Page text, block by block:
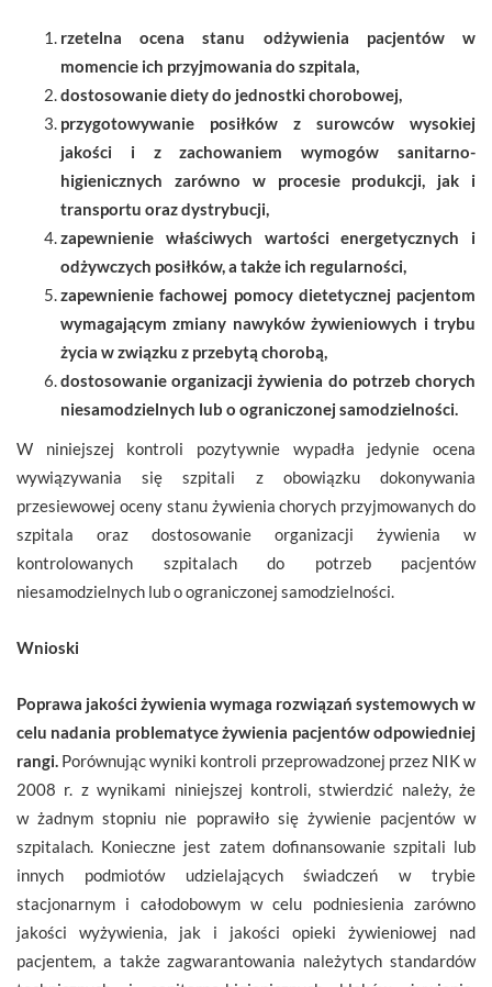
rzetelna ocena stanu odżywienia pacjentów w
momencie ich przyjmowania do szpitala,
dostosowanie diety do jednostki chorobowej,
przygotowywanie posiłków z surowców wysokiej
jakości i z zachowaniem wymogów sanitarno-
higienicznych zarówno w procesie produkcji, jak i
transportu oraz dystrybucji,
zapewnienie właściwych wartości energetycznych i
odżywczych posiłków, a także ich regularności,
zapewnienie fachowej pomocy dietetycznej pacjentom
wymagającym zmiany nawyków żywieniowych i trybu
życia w związku z przebytą chorobą,
dostosowanie organizacji żywienia do potrzeb chorych
niesamodzielnych lub o ograniczonej samodzielności.
W niniejszej kontroli pozytywnie wypadła jedynie ocena
wywiązywania się szpitali z obowiązku dokonywania
przesiewowej oceny stanu żywienia chorych przyjmowanych do
szpitala oraz dostosowanie organizacji żywienia w
kontrolowanych szpitalach do potrzeb pacjentów
niesamodzielnych lub o ograniczonej samodzielności.
Wnioski
Poprawa jakości żywienia wymaga rozwiązań systemowych w
celu nadania problematyce żywienia pacjentów odpowiedniej
rangi. Porównując wyniki kontroli przeprowadzonej przez NIK w
2008 r. z wynikami niniejszej kontroli, stwierdzić należy, że
w żadnym stopniu nie poprawiło się żywienie pacjentów w
szpitalach. Konieczne jest zatem dofinansowanie szpitali lub
innych podmiotów udzielających świadczeń w trybie
stacjonarnym i całodobowym w celu podniesienia zarówno
jakości wyżywienia, jak i jakości opieki żywieniowej nad
pacjentem, a także zagwarantowania należytych standardów